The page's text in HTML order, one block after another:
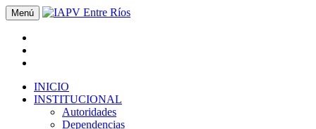
Menú
INICIO
INSTITUCIONAL
Autoridades
Dependencias